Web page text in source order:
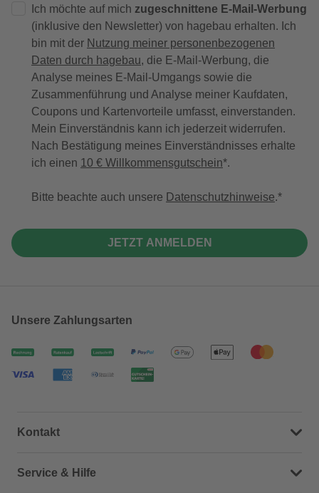
Ich möchte auf mich zugeschnittene E-Mail-Werbung
(inklusive den Newsletter) von hagebau erhalten. Ich
bin mit der Nutzung meiner personenbezogenen
Daten durch hagebau, die E-Mail-Werbung, die
Analyse meines E-Mail-Umgangs sowie die
Zusammenführung und Analyse meiner Kaufdaten,
Coupons und Kartenvorteile umfasst, einverstanden.
Mein Einverständnis kann ich jederzeit widerrufen.
Nach Bestätigung meines Einverständnisses erhalte
ich einen 10 € Willkommensgutschein*.
Bitte beachte auch unsere Datenschutzhinweise.
JETZT ANMELDEN
Unsere Zahlungsarten
Kontakt
Dein Kontakt zu uns
Service & Hilfe